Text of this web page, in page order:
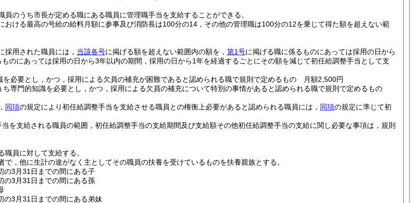
員のうち市長が定める職にある職員に管理職手当を支給することができる。
おける最高の号給の給料月額に参事及び消防長は100分の14，その他の管理職は100分の12を乗じて得た額を超えない範
採用された職員には， 当該各号に掲げる額を超えない範囲内の額を， 第1号に掲げる職に係るものにあっては採用の日から
のにあっては採用の日から3年以内の期間，採用の日から1年を経過するごとにその額を減じて初任給調整手当として支
を必要とし，かつ，採用による欠員の補充が困難であると認められる職で規則で定めるもの 月額2,500円
ち専門的知識を必要とし，かつ，採用による欠員の補充について特別の事情があると認められる職で規則で定めるもの
同項の規定により初任給調整手当を支給させる職員との権衡上必要があると認められる職員には， 同項の規定に準じて初
を支給される職員の範囲，初任給調整手当の支給期間及び支給額その他初任給調整手当の支給に関し必要な事項は，規則
員に対して支給する。
で，他に生計の途がなく主としてその職員の扶養を受けているものを扶養親族とする。
の3月31日までの間にある子
の3月31日までの間にある孫
の3月31日までの間にある弟妹